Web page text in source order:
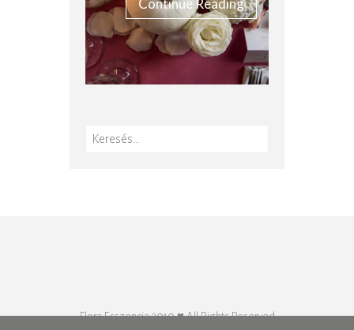
Keresés:
Flora Esszencia 2010 ♥ All Rights Reserved